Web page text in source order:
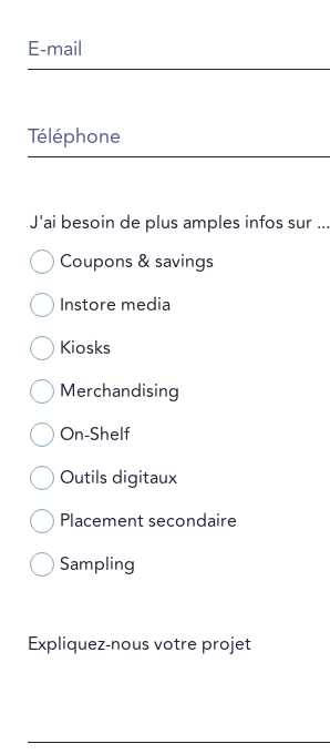
E-mail
Téléphone
J'ai besoin de plus amples infos sur ...
Coupons & savings
Instore media
Kiosks
Merchandising
On-Shelf
Outils digitaux
Placement secondaire
Sampling
Expliquez-nous votre projet